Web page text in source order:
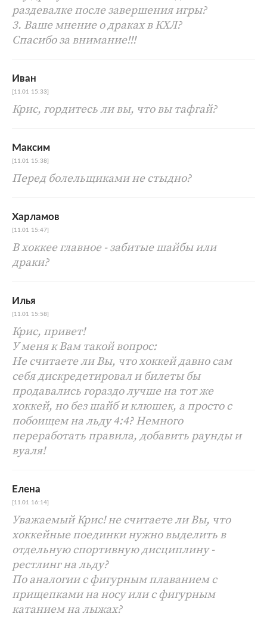
раздевалке после завершения игры?
3. Ваше мнение о драках в КХЛ?
Спасибо за внимание!!!
Иван
[11.01 15:33]
Крис, гордитесь ли вы, что вы тафгай?
Максим
[11.01 15:38]
Перед болельщиками не стыдно?
Харламов
[11.01 15:47]
В хоккее главное - забитые шайбы или
драки?
Илья
[11.01 15:58]
Крис, привет!
У меня к Вам такой вопрос:
Не считаете ли Вы, что хоккей давно сам
себя дискредетировал и билеты бы
продавались гораздо лучше на тот же
хоккей, но без шайб и клюшек, а просто с
побоищем на льду 4:4? Немного
переработать правила, добавить раунды и
вуаля!
Елена
[11.01 16:14]
Уважаемый Крис! не считаете ли Вы, что
хоккейные поединки нужно выделить в
отдельную спортивную дисциплину -
рестлинг на льду?
По аналогии с фигурным плаванием с
прищепками на носу или с фигурным
катанием на лыжах?